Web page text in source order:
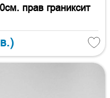
прав граниксит